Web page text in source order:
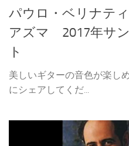
パウロ・ベリナテ
アズマ 2017年サ
ト
美しいギターの音色が楽し
にシェアしてくだ...